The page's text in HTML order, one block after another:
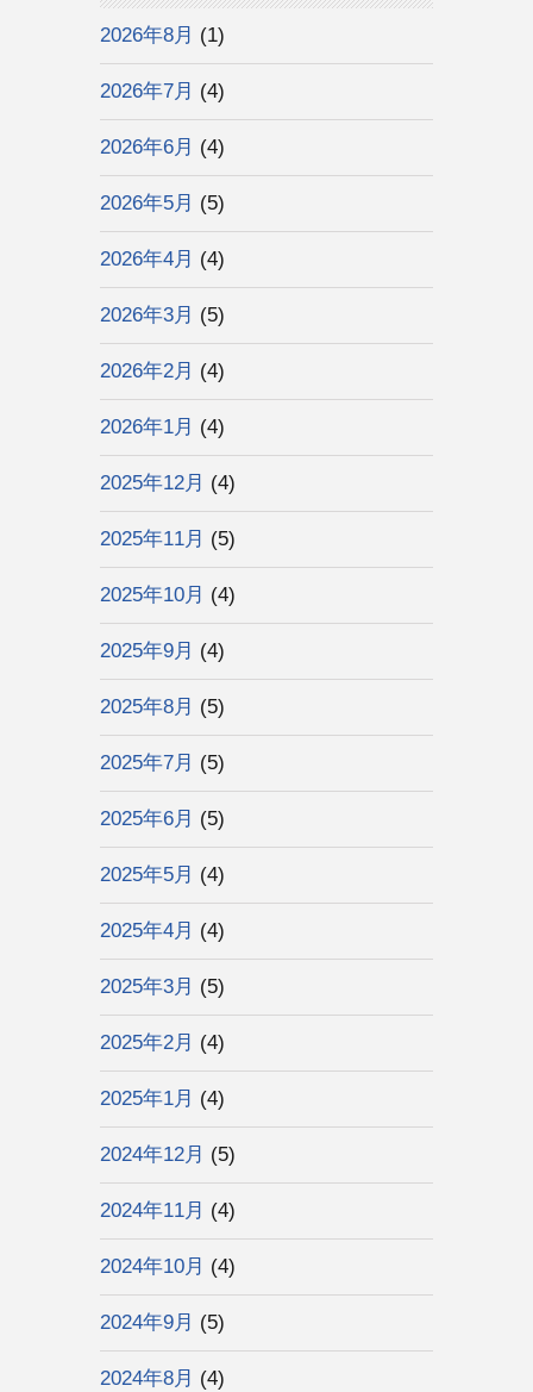
2026年8月 (1)
2026年7月 (4)
2026年6月 (4)
2026年5月 (5)
2026年4月 (4)
2026年3月 (5)
2026年2月 (4)
2026年1月 (4)
2025年12月 (4)
2025年11月 (5)
2025年10月 (4)
2025年9月 (4)
2025年8月 (5)
2025年7月 (5)
2025年6月 (5)
2025年5月 (4)
2025年4月 (4)
2025年3月 (5)
2025年2月 (4)
2025年1月 (4)
2024年12月 (5)
2024年11月 (4)
2024年10月 (4)
2024年9月 (5)
2024年8月 (4)